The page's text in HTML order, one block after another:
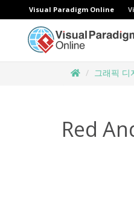
Visual Paradigm Online
그래픽 디
Red